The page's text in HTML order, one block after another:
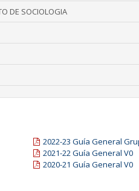
DE SOCIOLOGIA
2022-23 Guía General
2021-22 Guía General V0
2020-21 Guía General V0